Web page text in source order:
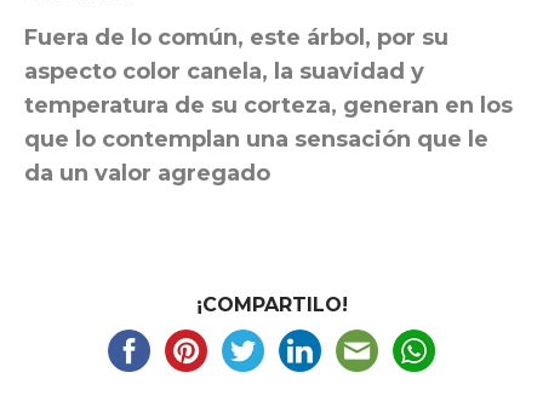
Fuera de lo común, este árbol, por su
aspecto color canela, la suavidad y
temperatura de su corteza, generan en los
que lo contemplan una sensación que le
da un valor agregado
¡COMPARTILO!